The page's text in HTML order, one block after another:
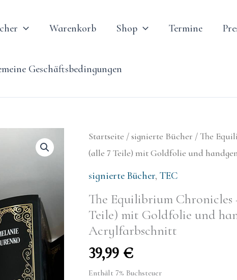
Warenkorb Shop Termine
Geschäftsbedingungen
Startseite /signierte Bücher / The
(alle 7 Teile) mit Goldfolie und
signierte Bücher, TEC
The Equilibrium Chronicles
Teile) mit Goldfolie und
Acrylfarbschnitt
39,99 €
Enthält 7% Buchsteuer
The
Equilibrium
Chronicles
Sammelband
(alle
7
Teile)
mit